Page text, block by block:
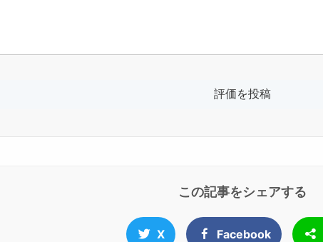
この記事をシェアする
X Facebook